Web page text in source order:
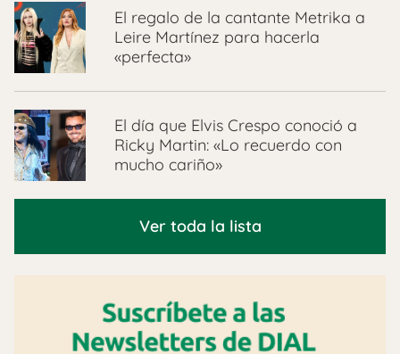
El regalo de la cantante Metrika a
Leire Martínez para hacerla
«perfecta»
El día que Elvis Crespo conoció a
Ricky Martin: «Lo recuerdo con
mucho cariño»
Ver toda la lista